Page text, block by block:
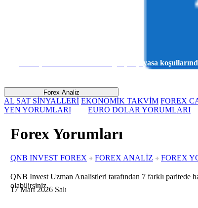
Sanal para ile risk almadan gerçek piyasa
Forex Analiz
AL SAT SİNYALLERİ EKONOMİK TAKVİM FOREX
YEN YORUMLARI
EURO DOLAR YORUMLARI
Forex Yorumları
QNB INVEST FOREX FOREX ANALİZ FOREX
QNB Invest Uzman Analistleri tarafından 7 farklı paritede
olabilirsiniz.
17Mart2026 Salı